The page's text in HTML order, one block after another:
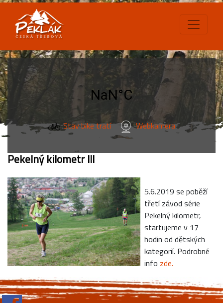
Stav bike tratí Webkamera
Pekelný kilometr III
5.6.2019 se poběží
třetí závod série
Pekelný kilometr,
startujeme v 17
hodin od dětských
kategorií. Podrobné
info zde.